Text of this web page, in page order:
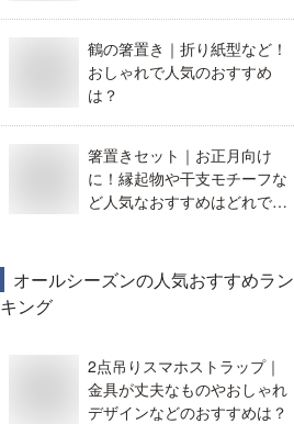
鶴の箸置き｜折り紙型など！
おしゃれで人気のおすすめ
は？
箸置きセット｜お正月向け
に！縁起物や干支モチーフな
ど人気なおすすめはどれです
オールシーズンの人気おすすめラン
キング
2点吊りスマホストラップ｜
金具が丈夫なものやおしゃれ
デザインなどのおすすめは？